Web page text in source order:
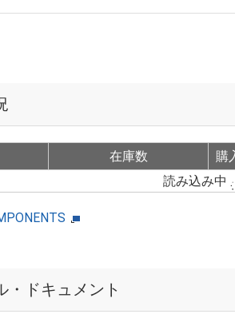
在庫数
購
読み込み中
・ドキュメント